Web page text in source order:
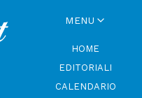
MENU
HOME
EDITORIALI
CALENDARIO